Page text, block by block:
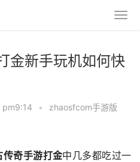
金新手玩机如何快
pm9:14 •
zhaosfcom手游版
传奇手游打金中几多都吃过一